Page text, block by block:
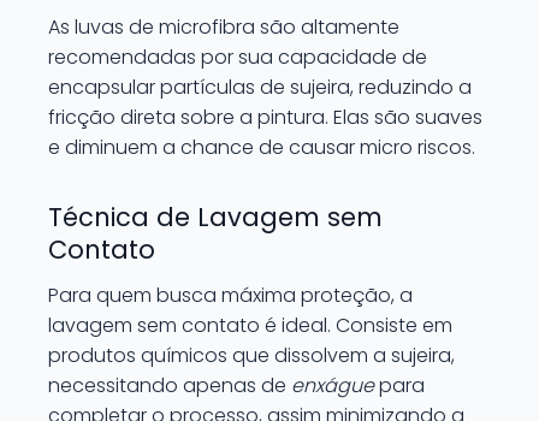
As luvas de microfibra são altamente
recomendadas por sua capacidade de
encapsular partículas de sujeira, reduzindo a
fricção direta sobre a pintura. Elas são suaves
e diminuem a chance de causar micro riscos.
Técnica de Lavagem sem
Contato
Para quem busca máxima proteção, a
lavagem sem contato é ideal. Consiste em
produtos químicos que dissolvem a sujeira,
necessitando apenas de enxáguepara